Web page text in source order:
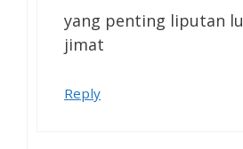
yang penting liputan
jimat
Reply